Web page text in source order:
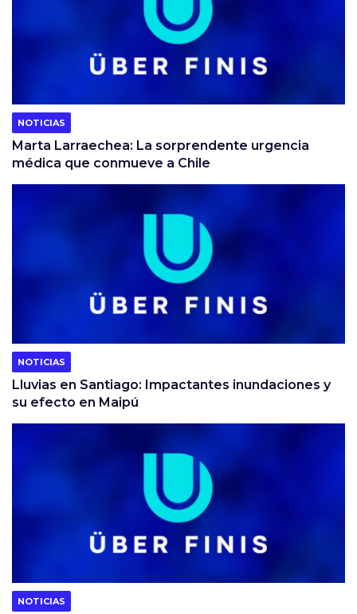
NOTICIAS
Marta Larraechea: La sorprendente urgencia
médica que conmueve a Chile
NOTICIAS
Lluvias en Santiago: Impactantes inundaciones y
su efecto en Maipú
NOTICIAS